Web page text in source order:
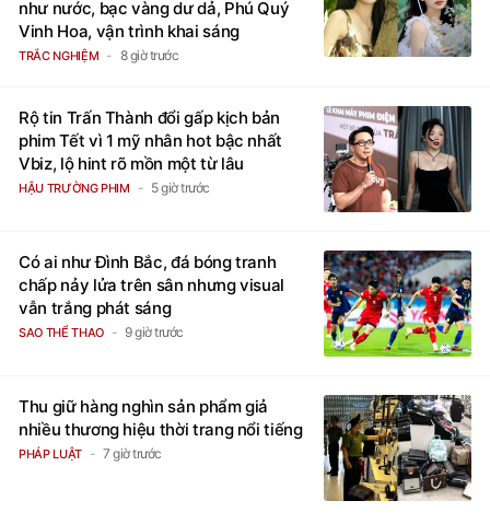
như nước, bạc vàng dư dả, Phú Quý
Vinh Hoa, vận trình khai sáng
TRẮC NGHIỆM 8 giờ trước
Rộ tin Trấn Thành đổi gấp kịch bản
phim Tết vì 1 mỹ nhân hot bậc nhất
Vbiz, lộ hint rõ mồn một từ lâu
HẬU TRƯỜNG PHIM 5 giờ trước
Có ai như Đình Bắc, đá bóng tranh
chấp nảy lửa trên sân nhưng visual
vẫn trắng phát sáng
SAO THỂ THAO 9 giờ trước
Thu giữ hàng nghìn sản phẩm giả
nhiều thương hiệu thời trang nổi tiếng
PHÁP LUẬT 7 giờ trước